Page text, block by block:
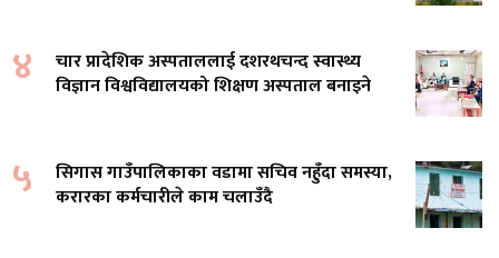
४
चार प्रादेशिक अस्पताललाई दशरथचन्द स्वास्थ्य
विज्ञान विश्वविद्यालयको शिक्षण अस्पताल बनाइने
५
सिगास गाउँपालिकाका वडामा सचिव नहुँदा समस्या,
करारका कर्मचारीले काम चलाउँदै